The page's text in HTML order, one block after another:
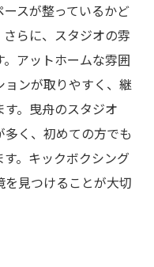
スが整っているかど
らに、スタジオの雰
アットホームな雰囲
ンが取りやすく、継
。曳舟のスタジオ
く、初めての方でも
。キックボクシング
見つけることが大切